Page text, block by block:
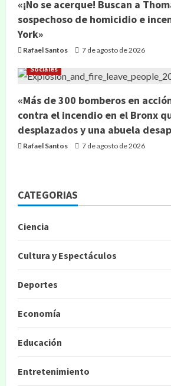
«¡No se acerque! Buscan a
sospechoso de homicidio e
York»
Rafael Santos 7 de agosto de 2026
Sociales
«Más de 300 bomberos en
contra el incendio en el Bronx
desplazados y una abuela
Rafael Santos 7 de agosto de 2026
CATEGORIAS
Ciencia
Cultura y Espectáculos
Deportes
Economía
Educación
Entretenimiento